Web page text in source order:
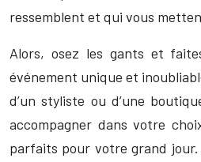
ressemblent et qui vous
Alors, osez les gants et
événement unique et
d’un styliste ou d’une
accompagner dans votre
parfaits pour votre grand jour.